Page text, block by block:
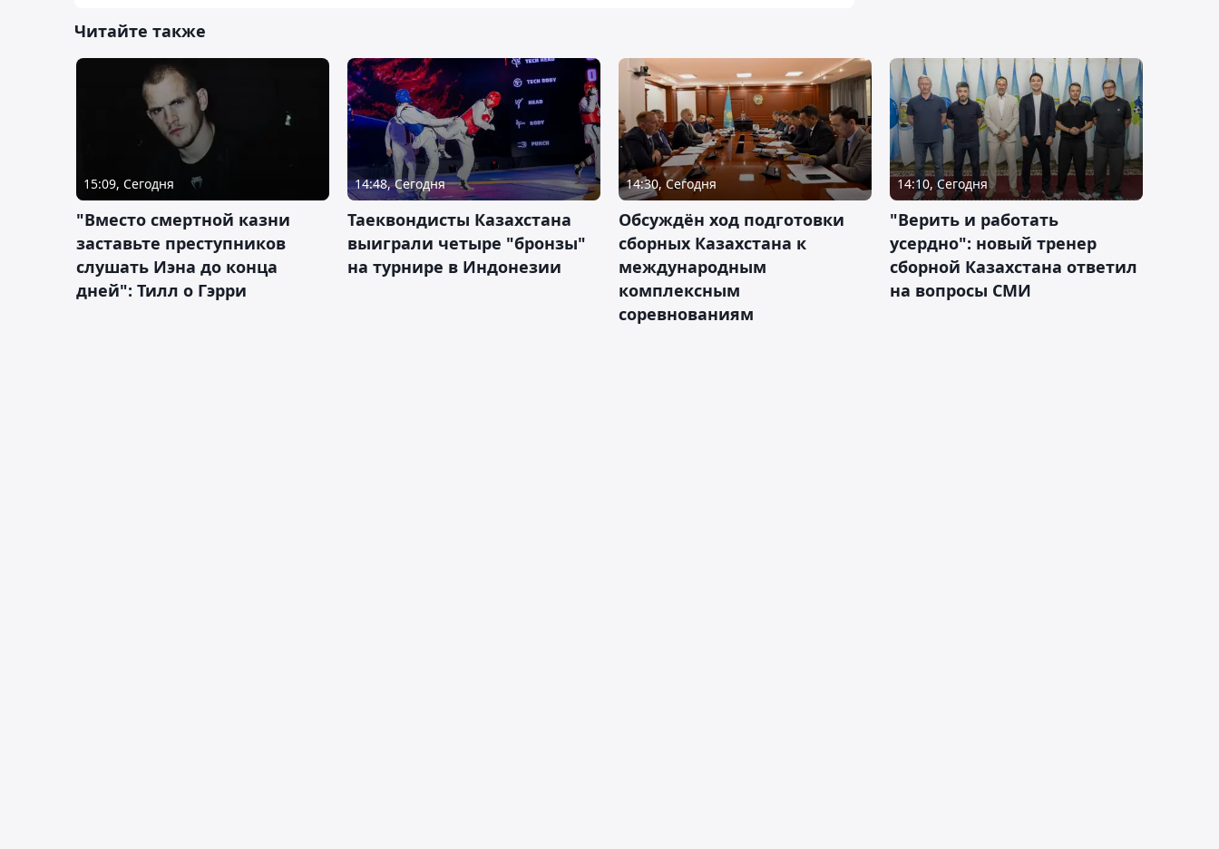
Читайте также
15:09, Сегодня
"Вместо смертной казни
заставьте преступников
слушать Иэна до конца
дней": Тилл о Гэрри
14:48, Сегодня
Таеквондисты Казахстана
выиграли четыре "бронзы"
на турнире в Индонезии
14:30, Сегодня
Обсуждён ход подготовки
сборных Казахстана к
международным
комплексным
соревнованиям
14:10, Сегодня
"Верить и работать
усердно": новый тренер
сборной Казахстана ответил
на вопросы СМИ